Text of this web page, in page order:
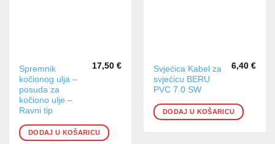
Spremnik
kočionog ulja –
posuda za
kočiono ulje –
Ravni tip
17,50 €
DODAJ U KOŠARICU
Svjećica Kabel za
svjećicu BERU
PVC 7.0 SW
6,40 €
DODAJ U KOŠARICU